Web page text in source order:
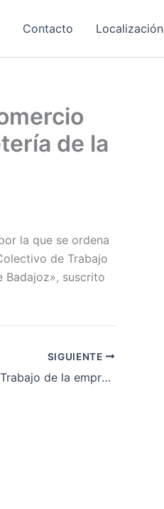
Contacto Localización
de la
la que se ordena
de Trabajo
Badajoz», suscrito
SIGUIENTE
Colectivo de Trabajo de la empresa Transportes de Viajeros por Carretera de la provincia de Badajoz». Revisión salarial del año 2012